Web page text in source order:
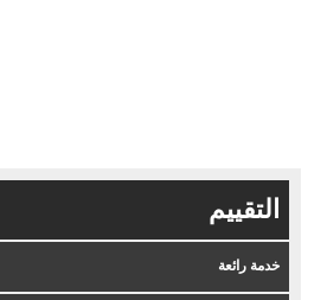
التقييم
خدمة رائعة